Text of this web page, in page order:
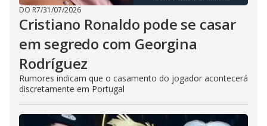
DO R7/31/07/2026
Cristiano Ronaldo pode se casar
em segredo com Georgina
Rodríguez
Rumores indicam que o casamento do jogador acontecerá
discretamente em Portugal